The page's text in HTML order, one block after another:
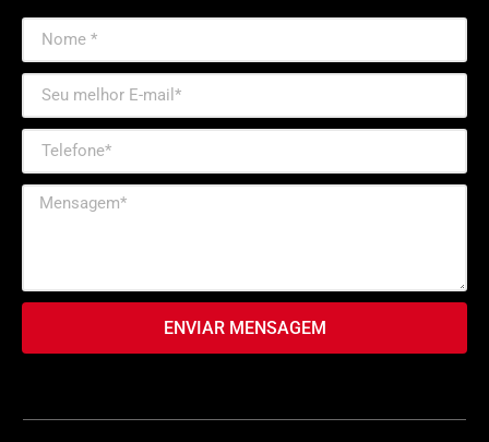
ENVIAR MENSAGEM